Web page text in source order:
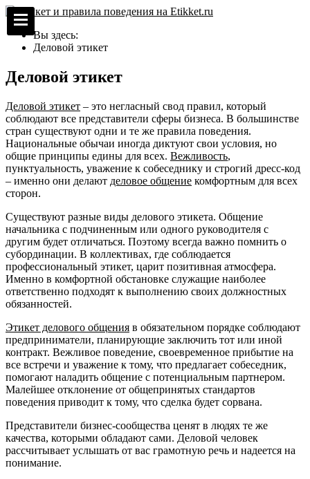
Вы здесь:
Деловой этикет
Деловой этикет
Деловой этикет – это негласный свод правил, который
соблюдают все представители сферы бизнеса. В большинстве
стран существуют одни и те же правила поведения.
Национальные обычаи иногда диктуют свои условия, но
общие принципы едины для всех. Вежливость,
пунктуальность, уважение к собеседнику и строгий дресс-код
– именно они делают деловое общение комфортным для всех
сторон.
Существуют разные виды делового этикета. Общение
начальника с подчиненным или одного руководителя с
другим будет отличаться. Поэтому всегда важно помнить о
субординации. В коллективах, где соблюдается
профессиональный этикет, царит позитивная атмосфера.
Именно в комфортной обстановке служащие наиболее
ответственно подходят к выполнению своих должностных
обязанностей.
Этикет делового общения в обязательном порядке соблюдают
предприниматели, планирующие заключить тот или иной
контракт. Вежливое поведение, своевременное прибытие на
все встречи и уважение к тому, что предлагает собеседник,
помогают наладить общение с потенциальным партнером.
Малейшее отклонение от общепринятых стандартов
поведения приводит к тому, что сделка будет сорвана.
Представители бизнес-сообщества ценят в людях те же
качества, которыми обладают сами. Деловой человек
рассчитывает услышать от вас грамотную речь и надеется на
понимание.